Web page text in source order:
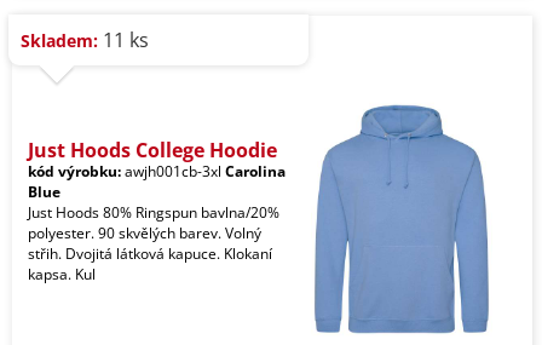
Skladem: 11 ks
Just Hoods College Hoodie
kód výrobku:awjh001cb-3xl Carolina
Blue
Just Hoods 80% Ringspun bavlna/20%
polyester. 90 skvělých barev. Volný
střih. Dvojitá látková kapuce. Klokaní
kapsa. Kul